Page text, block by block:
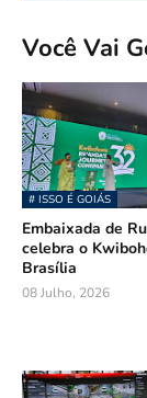
Você Vai
# ISSO É GOIÁS
Embaixada de
celebra o
Brasília
08 Julho, 2026